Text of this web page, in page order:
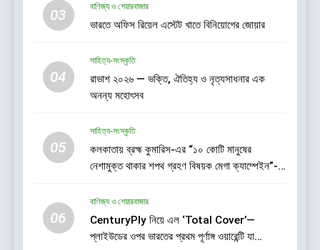
03 বাণিজ্য ও শেয়ারবাজার
ভারতে অফিস রিয়েল এস্টেট খাতে বিনিয়োগের জোয়ার
04
সাহিত্য-সংস্কৃতি
রাভাশ ২০২৬ — ভক্তি, ঐতিহ্য ও নৃত্যসাধনার এক
অনন্য মহোৎসব
05
সাহিত্য-সংস্কৃতি
কলকাতায় ব্রহ্ম কুমারিস-এর “১০ কোটি মানুষের
নেশামুক্ত থাকার শপথ গ্রহণ বিষয়ক মেগা ক্যাম্পেইন”-
06
বাণিজ্য ও শেয়ারবাজার
CenturyPly নিয়ে এল ‘Total Cover’—
প্লাইউডের ওপর ভারতের প্রথম পূর্ণাঙ্গ ওয়ারেন্টি যা